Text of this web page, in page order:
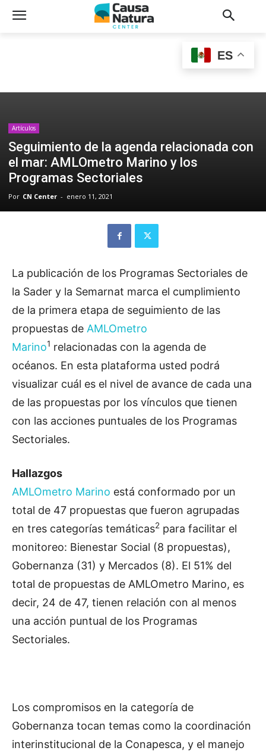
Artículos
Seguimiento de la agenda relacionada con
el mar: AMLOmetro Marino y los
Programas Sectoriales
Por CN Center - enero 11, 2021
La publicación de los Programas Sectoriales de
la Sader y la Semarnat marca el cumplimiento
de la primera etapa de seguimiento de las
propuestas de AMLOmetro
Marino1 relacionadas con la agenda de
océanos. En esta plataforma usted podrá
visualizar cuál es el nivel de avance de cada una
de las propuestas por los vínculos que tienen
con las acciones puntuales de los Programas
Sectoriales.
Hallazgos
AMLOmetro Marino está conformado por un
total de 47 propuestas que fueron agrupadas
en tres categorías temáticas2 para facilitar el
monitoreo: Bienestar Social (8 propuestas),
Gobernanza (31) y Mercados (8). El 51% del
total de propuestas de AMLOmetro Marino, es
decir, 24 de 47, tienen relación con al menos
una acción puntual de los Programas
Sectoriales.
Los compromisos en la categoría de
Gobernanza tocan temas como la coordinación
interinstitucional de la Conapesca, y el manejo
ES